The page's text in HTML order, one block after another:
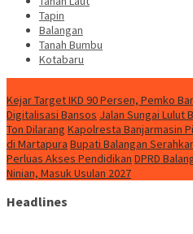
Tapin
Balangan
Tanah Bumbu
Kotabaru
Kejar Target IKD 90 Persen, Pemko
Digitalisasi Bansos Jalan Sungai Lulut
Ton Dilarang Kapolresta Banjarmasin
di Martapura Bupati Balangan
Perluas Akses Pendidikan DPRD
Ninian, Masuk Usulan 2027
Headlines